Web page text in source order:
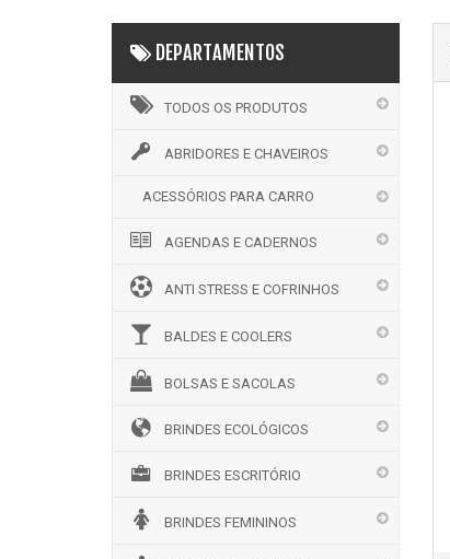
DEPARTAMENTOS
TODOS OS PRODUTOS
ABRIDORES E CHAVEIROS
ACESSÓRIOS PARA CARRO
AGENDAS E CADERNOS
ANTI STRESS E COFRINHOS
BALDES E COOLERS
BOLSAS E SACOLAS
BRINDES ECOLÓGICOS
BRINDES ESCRITÓRIO
BRINDES FEMININOS